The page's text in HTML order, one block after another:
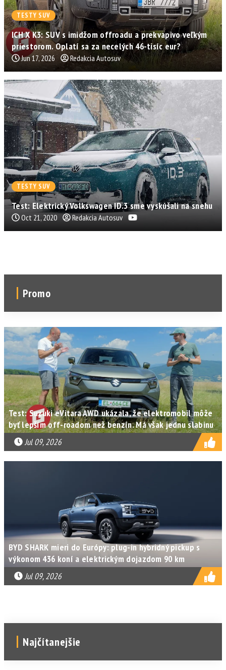
TESTY SUV
ICH X K3: SUV s imidžom offroadu a prekvapivo veľkým
priestorom. Oplatí sa za necelých 46-tisíc eur?
Jun 17, 2026 Redakcia Autosuv
TESTY SUV
Test: Elektrický Volkswagen ID.3 sme vyskúšali na snehu
Oct 21, 2020 Redakcia Autosuv
Promo
Test: Suzuki eVitara AWD ukázala, že elektromobil môže
byť lepším off-roadom než benzín. Má však jednu slabinu
Jul 09, 2026
BYD SHARK mieri do Európy: plug-in hybridný pickup s
výkonom 436 koní a elektrickým dojazdom 90 km
Jul 09, 2026
Najčítanejšie